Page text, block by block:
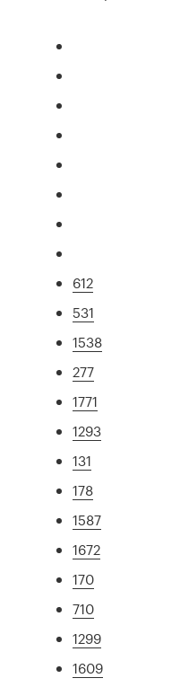
612
531
1538
277
1771
1293
131
178
1587
1672
170
710
1299
1609